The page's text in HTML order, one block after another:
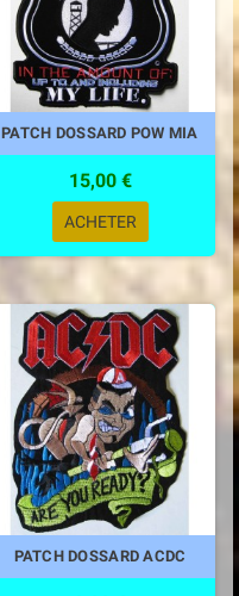
PATCH DOSSARD POW MIA
15,00 €
ACHETER
PATCH DOSSARD ACDC